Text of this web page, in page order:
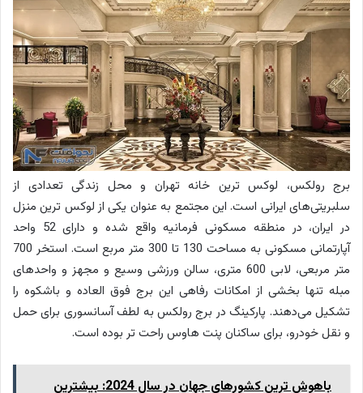
برج رولکس، لوکس ترین خانه تهران و محل زندگی تعدادی از
سلبریتی‌های ایرانی است. این مجتمع به عنوان یکی از لوکس ترین منزل
در ایران، در منطقه مسکونی فرمانیه واقع شده و دارای 52 واحد
آپارتمانی مسکونی به مساحت 130 تا 300 متر مربع است. استخر 700
متر مربعی، لابی 600 متری، سالن ورزشی وسیع و مجهز و واحدهای
مبله تنها بخشی از امکانات رفاهی این برج فوق العاده و باشکوه را
تشکیل می‌دهند. پارکینگ در برج رولکس به لطف آسانسوری برای حمل
و نقل خودرو، برای ساکنان پنت هاوس راحت تر بوده است.
باهوش ترین کشورهای جهان در سال 2024: بیشترین